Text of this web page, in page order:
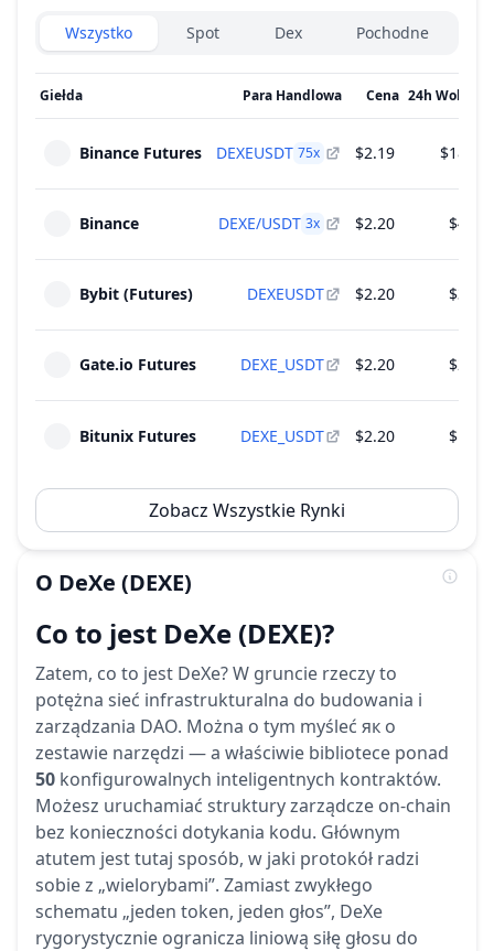
Exchanges type
Wszystko Spot Dex Pochodne
Giełda Para Handlowa Cena 24h
Binance Futures DEXEUSDT 75x $2.19 $18.65
Binance DEXE/USDT 3x $2.20 $4.30
Bybit (Futures) DEXEUSDT $2.20 $3.41
Gate.io Futures DEXE_USDT $2.20 $2.21
Bitunix Futures DEXE_USDT $2.20 $1.15
Zobacz Wszystkie Rynki
O DeXe (DEXE)
Co to jest DeXe (DEXE)?
Zatem, co to jest DeXe? W gruncie rzeczy to
potężna sieć infrastrukturalna do budowania i
zarządzania DAO. Można o tym myśleć як o
zestawie narzędzi — a właściwie bibliotece ponad
50 konfigurowalnych inteligentnych kontraktów.
Możesz uruchamiać struktury zarządcze on-chain
bez konieczności dotykania kodu. Głównym
atutem jest tutaj sposób, w jaki protokół radzi
sobie z „wielorybami”. Zamiast zwykłego
schematu „jeden token, jeden głos”, DeXe
rygorystycznie ogranicza liniową siłę głosu do